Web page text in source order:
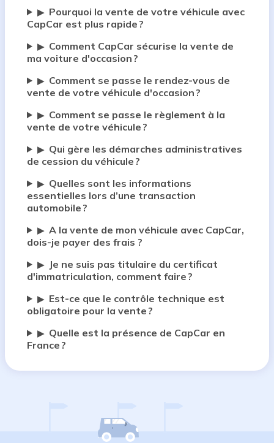
▶ Pourquoi la vente de votre véhicule avec
CapCar est plus rapide ?
▶ Comment CapCar sécurise la vente de
ma voiture d'occasion ?
▶ Comment se passe le rendez-vous de
vente de votre véhicule d'occasion ?
▶ Comment se passe le règlement à la
vente de votre véhicule ?
▶ Qui gère les démarches administratives
de cession du véhicule ?
▶ Quelles sont les informations
essentielles lors d’une transaction
automobile ?
▶ A la vente de mon véhicule avec CapCar,
dois-je payer des frais ?
▶
Je ne suis pas titulaire du certificat
d'immatriculation, comment faire ?
▶ Est-ce que le contrôle technique est
obligatoire pour la vente ?
▶ Quelle est la présence de CapCar en
France ?